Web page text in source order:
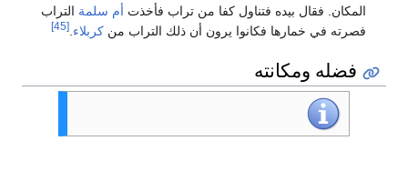
المكان. فقال بيده فتناول كفا من تراب فأخذت أم سلمة التراب
فصرته في خمارها فكانوا يرون أن ذلك التراب منكربلاء .
[45]
فضله ومكانته